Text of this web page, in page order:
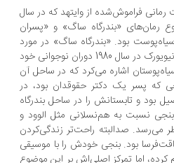
رمانی فراموش‌شده از وایتهد که در سال
رمان‌های «بندرگاه ساگ» و «پسران
بود. «بندرگاه ساگ» در مورد
شخصی به‌نام بنجی است که در محله‌ای در نیویورک در سال 1980 دوران نوجوانی خود
اشاره می‌کرد که در ساحل آن
که پسر یک دکتر حقوقدان بود، در
و تابستانش را در ساحل بندرگاه
نسبت به هم‌نسلانی مثل الوود و
می‌رسد. صدالبته راحت‌تر زندگی‌کردن
بود. بنجی خودش را با موسیقی
کرده، اما تمرکز اصلی‌اش بر این موضوع